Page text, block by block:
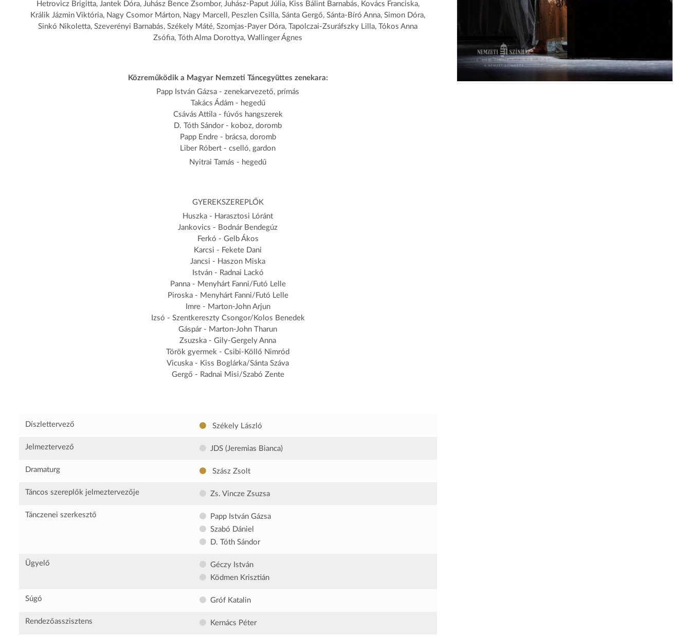
Hetrovicz Brigitta, Jantek Dóra, Juhász Bence Zsombor, Juhász-Paput Júlia, Kiss Bálint Barnabás, Kovács Franciska,
Králik Jázmin Viktória, Nagy Csomor Márton, Nagy Marcell, Peszlen Csilla, Sánta Gergő, Sánta-Bíró Anna, Simon Dóra,
Sinkó Nikoletta, Szeverényi Barnabás, Székely Máté, Szomjas-Payer Dóra, Tapolczai-Zsuráfszky Lilla, Tókos Anna
Zsófia, Tóth Alma Dorottya, Wallinger Ágnes
Közreműködik a Magyar Nemzeti Táncegyüttes zenekara:
Papp István Gázsa - zenekarvezető, prímás
Takács Ádám - hegedű
Csávás Attila - fúvós hangszerek
D. Tóth Sándor - koboz, doromb
Papp Endre - brácsa, doromb
Liber Róbert - cselló, gardon
Nyitrai Tamás - hegedű
GYEREKSZEREPLŐK
Huszka - Harasztosi Lóránt
Jankovics - Bodnár Bendegúz
Ferkó - Gelb Ákos
Karcsi - Fekete Dani
Jancsi - Haszon Miska
István - Radnai Lackó
Panna - Menyhárt Fanni/Futó Lelle
Piroska - Menyhárt Fanni/Futó Lelle
Imre - Marton-John Arjun
Izsó - Szentkereszty Csongor/Kolos Benedek
Gáspár - Marton-John Tharun
Zsuzska - Gily-Gergely Anna
Török gyermek - Csibi-Köllő Nimród
Vicuska - Kiss Boglárka/Sánta Száva
Gergő - Radnai Misi/Szabó Zente
Díszlettervező Székely László
Jelmeztervező JDS (Jeremias Bianca)
Dramaturg Szász Zsolt
Táncos szereplők jelmeztervezője Zs. Vincze Zsuzsa
Tánczenei szerkesztő
Papp István Gázsa
Szabó Dániel
D. Tóth Sándor
Ügyelő
Géczy István
Ködmen Krisztián
Súgó Gróf Katalin
Rendezőasszisztens Kernács Péter